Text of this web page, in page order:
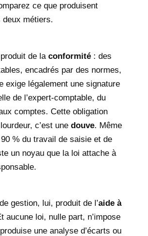
ce que produisent
deux métiers.
de la conformité: des
encadrés par des normes,
exige légalement une signature
de l’expert-comptable, du
comptes. Cette obligation
c’est une douve. Même
90 % du travail de saisie et de
un noyau que la loi attache à
gestion, lui, produit de l’aide à
aucune loi, nulle part, n’impose
une analyse d’écarts ou